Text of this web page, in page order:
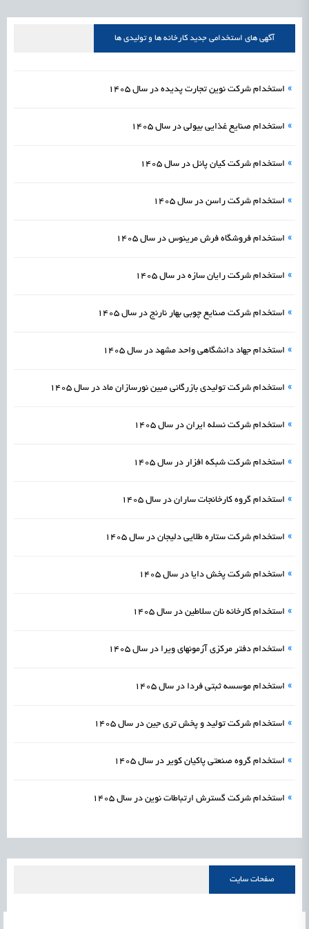
آگهی های استخدامی جدید کارخانه ها و تولیدی ها
» استخدام شرکت نوین تجارت پدیده در سال 1405
» استخدام صنایع غذایی بیولی در سال 1405
» استخدام شرکت کیان پانل در سال 1405
» استخدام شرکت راسن در سال 1405
» استخدام فروشگاه فرش مرینوس در سال 1405
» استخدام شرکت رایان سازه در سال 1405
» استخدام شرکت صنایع چوبی بهار نارنج در سال 1405
» استخدام جهاد دانشگاهی واحد مشهد در سال 1405
» استخدام شرکت تولیدی بازرگانی مبین نورسازان ماد در سال 1405
» استخدام شرکت نسله ایران در سال 1405
» استخدام شرکت شبکه افزار در سال 1405
» استخدام گروه کارخانجات ساران در سال 1405
» استخدام شرکت ستاره طلایی دلیجان در سال 1405
» استخدام شرکت پخش دایا در سال 1405
» استخدام کارخانه نان سلاطین در سال 1405
» استخدام دفتر مرکزی آزمونهای ویرا در سال 1405
» استخدام موسسه ثبتی فردا در سال 1405
» استخدام شرکت تولید و پخش تری جین در سال 1405
» استخدام گروه صنعتی پاکیان کویر در سال 1405
» استخدام شرکت گسترش ارتباطات نوین در سال 1405
صفحات سایت